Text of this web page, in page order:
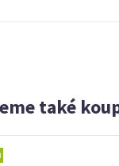
také